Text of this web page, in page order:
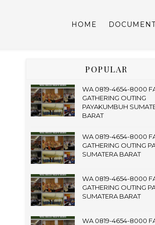
HOME
POPULAR
WA 0819-4654-8000
GATHERING OUTING
PAYAKUMBUH
BARAT
WA 0819-4654-8000
GATHERING OUTING
SUMATERA BARAT
WA 0819-4654-8000
GATHERING OUTING
SUMATERA BARAT
WA 0819-4654-8000